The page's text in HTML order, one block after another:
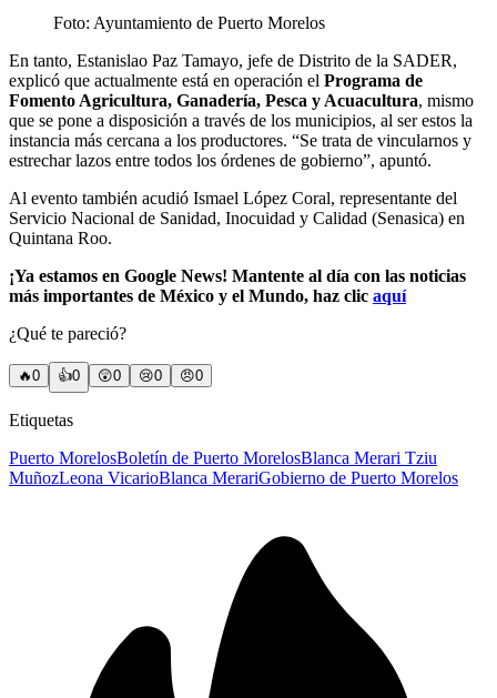
Foto: Ayuntamiento de Puerto Morelos
En tanto, Estanislao Paz Tamayo, jefe de Distrito de la SADER,
explicó que actualmente está en operación el Programa de
Fomento Agricultura, Ganadería, Pesca y Acuacultura, mismo
que se pone a disposición a través de los municipios, al ser estos la
instancia más cercana a los productores. “Se trata de vincularnos y
estrechar lazos entre todos los órdenes de gobierno”, apuntó.
Al evento también acudió Ismael López Coral, representante del
Servicio Nacional de Sanidad, Inocuidad y Calidad (Senasica) en
Quintana Roo.
¡Ya estamos en Google News! Mantente al día con las noticias
más importantes de México y el Mundo, haz clic aquí
¿Qué te pareció?
🔥0 👍0 😲0 😢0 😠0
Etiquetas
Puerto MorelosBoletín de Puerto MorelosBlanca Merari Tziu
MuñozLeona VicarioBlanca MerariGobierno de Puerto Morelos